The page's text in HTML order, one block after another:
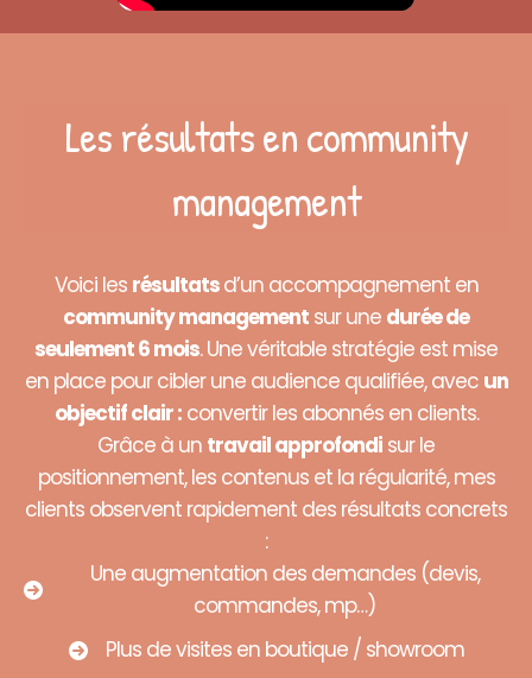
Les résultats en community
management
Voici les résultatsd’un accompagnement en
community management sur une durée de
seulement 6 mois. Une véritable stratégie est mise
en place pour cibler une audience qualifiée, avec un
objectif clair :convertir les abonnés en clients.
Grâce à un travail approfondi sur le
positionnement, les contenus et la régularité, mes
clients observent rapidement des résultats concrets
:
Une augmentation des demandes (devis,
commandes, mp…)
Plus de visites en boutique / showroom